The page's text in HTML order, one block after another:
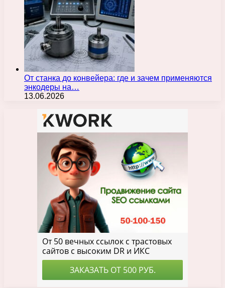
От станка до конвейера: где и зачем применяются
энкодеры на…
13.06.2026